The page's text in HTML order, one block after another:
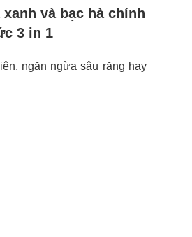
và bạc hà chính
3 in 1
ngăn ngừa sâu răng hay